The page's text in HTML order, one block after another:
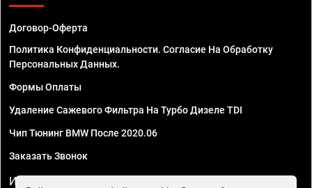
Договор-Оферта
Политика Конфиденциальности. Согласие На Обработку
Персональных Данных.
Формы Оплаты
Удаление Сажевого Фильтра На Турбо Дизеле TDI
Чип Тюнинг BMW После 2020.06
Заказать Звонок
ИП Смирнов Георгий Павлович. ИНН 781302555843,